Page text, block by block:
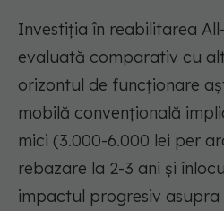
Investiția în reabilitarea
evaluată comparativ cu
orizontul de funcționare
mobilă convențională
mici (3.000-6.000 lei per
rebazare la 2-3 ani și
impactul progresiv